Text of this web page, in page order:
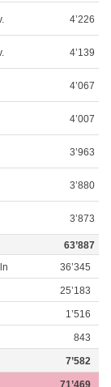
4’226
4’139
4’067
4’007
3’963
3’880
3’873
63’887
36’345
25’183
1’516
843
7’582